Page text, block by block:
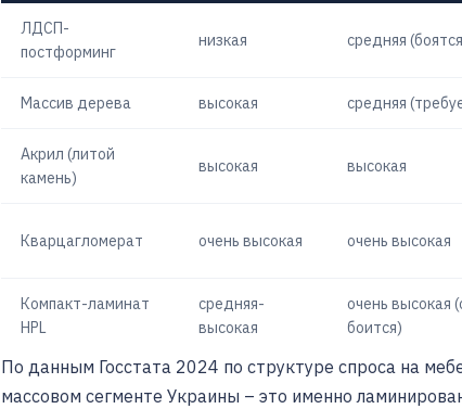
ЛДСП-
постформинг
низкая средняя
Массив дерева высокая средняя
Акрил (литой
камень)
высокая высокая
Кварцагломерат очень высокая очень высокая
Компакт-ламинат
HPL
средняя-
высокая
очень высокая
боится)
По данным Госстата 2024 по структуре спроса на
массовом сегменте Украины – это именно